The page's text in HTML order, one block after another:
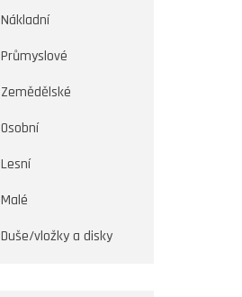
Nákladní
Průmyslové
Zemědělské
Osobní
Lesní
Malé
Duše/vložky a disky